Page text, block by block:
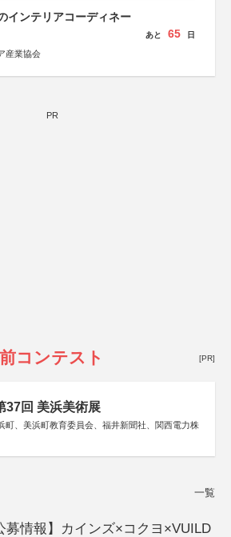
インテリアコーディネー
産業協会
あと 65 日
PR
コンテスト [PR]
37回 美浜美術展
町、美浜町教育委員会、福井新聞社、関西電力株
一覧
募情報】カインズ×コクヨ×VUILD